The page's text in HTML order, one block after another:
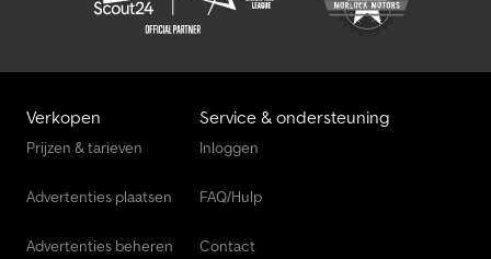
Verkopen
Prijzen & tarieven
Advertenties plaatsen
Advertenties beheren
Service & ondersteuning
Inloggen
FAQ/Hulp
Contact